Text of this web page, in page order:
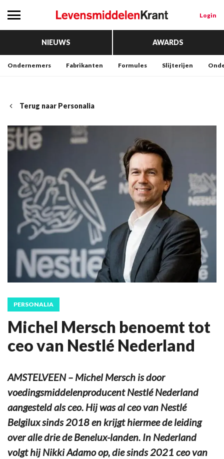
Login
NIEUWS AWARDS
Ondernemers Fabrikanten Formules Slijterijen
Terug naar Personalia
PERSONALIA
Michel Mersch benoemt tot
ceo van Nestlé Nederland
AMSTELVEEN – Michel Mersch is door
voedingsmiddelenproducent Nestlé Nederland
aangesteld als ceo. Hij was al ceo van Nestlé
Belgilux sinds 2018 en krijgt hiermee de leiding
over alle drie de Benelux-landen. In Nederland
volgt hij Nikki Adamo op, die sinds 2021 ceo van